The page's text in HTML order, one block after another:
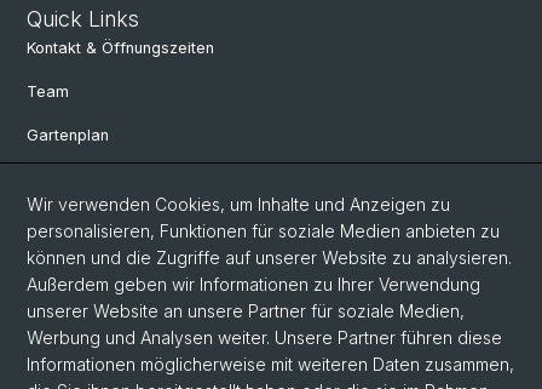
Quick Links
Kontakt & Öffnungszeiten
Team
Gartenplan
Herbarien Basel
Links
Spenden
Wir verwenden Cookies, um Inhalte und Anzeigen zu
personalisieren, Funktionen für soziale Medien anbieten zu
können und die Zugriffe auf unserer Website zu analysieren.
Außerdem geben wir Informationen zu Ihrer Verwendung
unserer Website an unsere Partner für soziale Medien,
Werbung und Analysen weiter. Unsere Partner führen diese
Informationen möglicherweise mit weiteren Daten zusammen,